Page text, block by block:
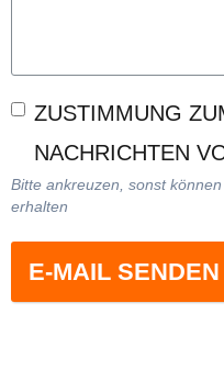
ZUSTIMMUNG
NACHRICHTEN
Bitte ankreuzen, sonst
erhalten
E-MAIL SENDEN